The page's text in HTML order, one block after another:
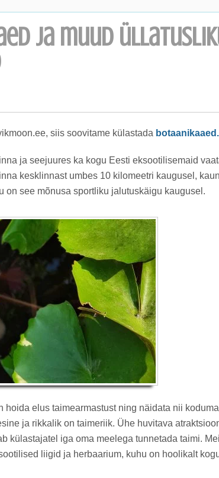
ja muud
siis soovitame külastada
ja seejuures ka kogu Eesti eksootilisemaid
kesklinnast umbes 10 kilomeetri kaugusel,
on see mõnusa sportliku jalutuskäigu kaugusel.
hoida elus taimearmastust ning näidata nii
ja rikkalik on taimeriik. Ühe huvitava
külastajatel iga oma meelega tunnetada taimi.
liigid ja herbaarium, kuhu on hoolikalt